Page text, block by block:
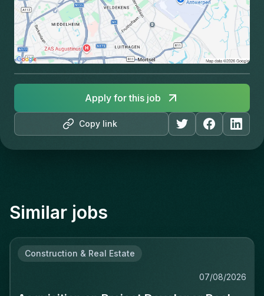
Copy link
Apply for this job
Similar jobs
Construction & Real Estate
07/08/2026